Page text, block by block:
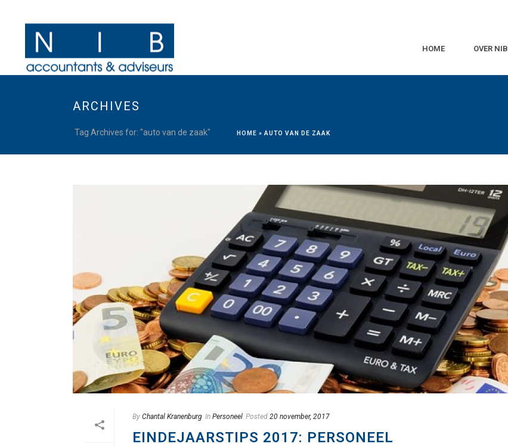
HOME OVER NIB
ARCHIVES
Tag Archives for: "auto van de zaak" HOME » AUTO VAN DE ZAAK
By Chantal Kranenburg In Personeel Posted 20 november, 2017
EINDEJAARSTIPS 2017: PERSONEEL